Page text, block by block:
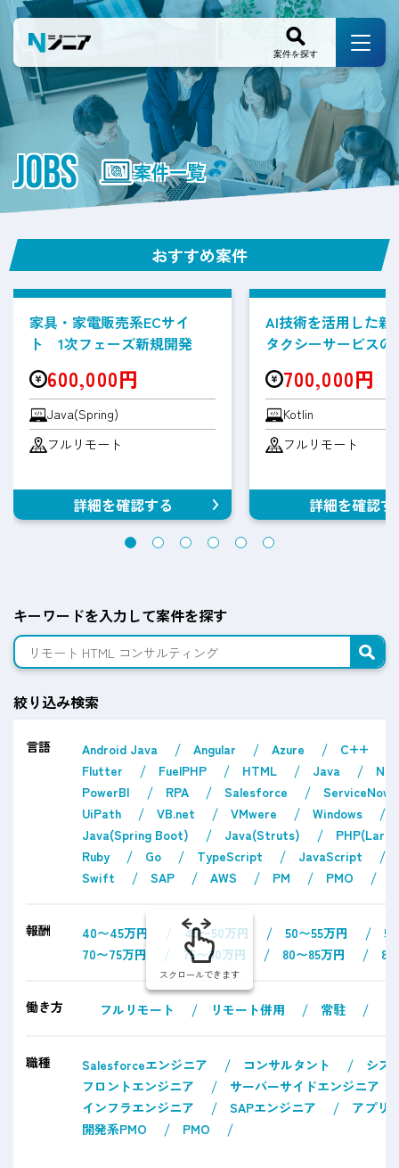
JOBS 案件一覧
おすすめ案件
家具・家電販売系ECサイ
ト 1次フェーズ新規開発
600,000円
Java(Spring)
フルリモート
詳細を確認する
AI技術を活用した新
タクシーサービスの
案件700,000円
Kotlin
フルリモート
詳細を確認す
キーワードを入力して案件を探す
絞り込み検索
言語 Android Java Angular Azure
C++
Flutter
FuelPHP HTML Java
PowerBI
RPA Salesforce
ServiceNow
UiPath
VB.net VMwere Windows
Java(Spring Boot)
Java(Struts)
Ruby
Go TypeScript JavaScript
Swift
SAP AWS PM PMO
報酬 40〜45万円 45〜50万円 50〜55万円
70〜75万円
75〜80万円 80〜85万円 85
働き方 フルリモート リモート併用 常駐
職種 Salesforceエンジニア コンサルタント
シス
フロントエンジニア
サーバーサイドエンジニア
インフラエンジニア
SAPエンジニア
アプリ
開発系PMO
PMO
スクロールできます